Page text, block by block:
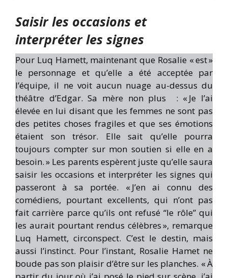
Saisir les occasions et
interpréter les signes
Pour Luq Hamett, maintenant que Rosalie « est »
le personnage et qu’elle a été acceptée par
l’équipe, il ne voit aucun nuage au-dessus du
théâtre d’Edgar. Sa mère non plus : « Je l’ai
élevée en lui disant que les femmes ne sont pas
des petites choses fragiles et que ses émotions
étaient son trésor. Elle sait qu’elle pourra
toujours compter sur mon soutien si elle en a
besoin. » Les parents espèrent juste qu’elle saura
saisir les occasions et interpréter les signes qui
passeront à sa portée. « J’en ai connu des
comédiens, pourtant excellents, qui n’ont pas
fait carrière parce qu’ils ont refusé “le rôle” qui
les aurait pourtant rendus célèbres », remarque
Luq Hamett, circonspect. C’est le destin, mais
aussi l’instinct. Pour l’instant, Rosalie Hamet ne
boude pas son plaisir d’être sur les planches. « À